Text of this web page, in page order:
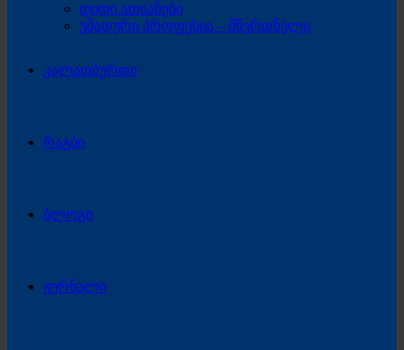
დიდი ათიანები
უმადური პროფესია – მწვრთნელი
კალათბურთი
რაგბი
ბლოგი
ჟურნალი